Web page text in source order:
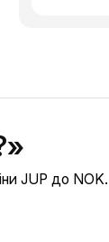
JUP до NOK.